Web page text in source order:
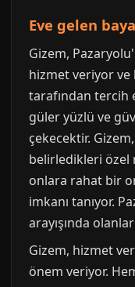
Eve gelen
Gizem,
hizmet veriyor
tarafından tercih
güler yüzlü ve
çekecektir.
belirledikleri özel
onlara rahat bir
imkanı tanıyor.
arayışında
Gizem, hizmet
önem veriyor.